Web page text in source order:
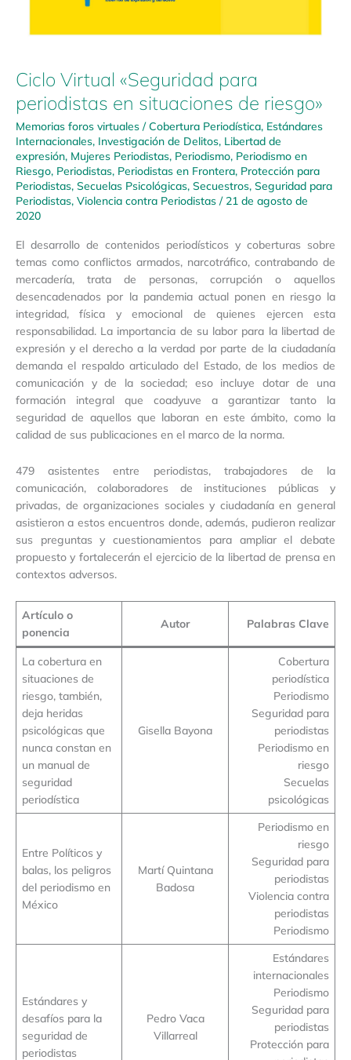
Ciclo Virtual «Seguridad para
periodistas en situaciones de riesgo»
Memorias foros virtuales /Cobertura Periodística, Estándares
Internacionales, Investigación de Delitos, Libertad de
expresión, Mujeres Periodistas, Periodismo, Periodismo en
Riesgo, Periodistas, Periodistas en Frontera, Protección para
Periodistas, Secuelas Psicológicas, Secuestros, Seguridad para
Periodistas, Violencia contra Periodistas / 21 de agosto de
2020
El desarrollo de contenidos periodísticos y coberturas sobre
temas como conflictos armados, narcotráfico, contrabando de
mercadería, trata de personas, corrupción o aquellos
desencadenados por la pandemia actual ponen en riesgo la
integridad, física y emocional de quienes ejercen esta
responsabilidad. La importancia de su labor para la libertad de
expresión y el derecho a la verdad por parte de la ciudadanía
demanda el respaldo articulado del Estado, de los medios de
comunicación y de la sociedad; eso incluye dotar de una
formación integral que coadyuve a garantizar tanto la
seguridad de aquellos que laboran en este ámbito, como la
calidad de sus publicaciones en el marco de la norma.
479 asistentes entre periodistas, trabajadores de la
comunicación, colaboradores de instituciones públicas y
privadas, de organizaciones sociales y ciudadanía en general
asistieron a estos encuentros donde, además, pudieron realizar
sus preguntas y cuestionamientos para ampliar el debate
propuesto y fortalecerán el ejercicio de la libertad de prensa en
contextos adversos.
Artículo o
ponencia
Autor Palabras Clave
La cobertura en
situaciones de
riesgo, también,
deja heridas
psicológicas que
nunca constan en
un manual de
seguridad
periodística
Gisella Bayona
Cobertura
periodística
Periodismo
Seguridad para
periodistas
Periodismo en
riesgo
Secuelas
psicológicas
Entre Políticos y
balas, los peligros
del periodismo en
México
Martí Quintana
Badosa
Periodismo en
riesgo
Seguridad para
periodistas
Violencia contra
periodistas
Periodismo
Estándares y
desafíos para la
seguridad de
periodistas
Pedro Vaca
Villarreal
Estándares
internacionales
Periodismo
Seguridad para
periodistas
Protección para